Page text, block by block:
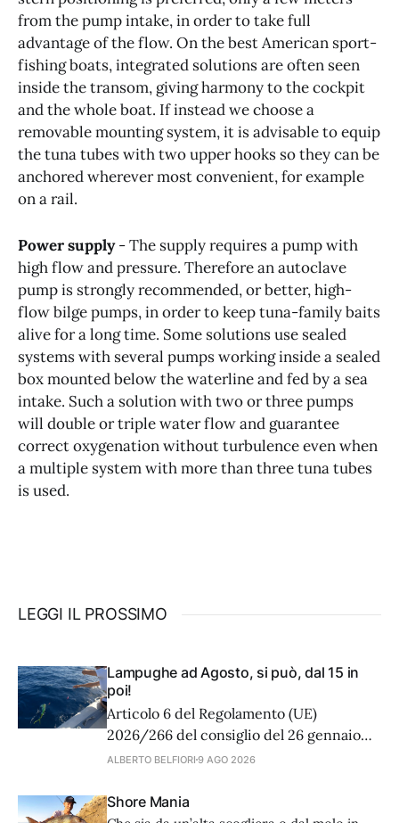
from the pump intake, in order to take full
advantage of the flow. On the best American sport-
fishing boats, integrated solutions are often seen
inside the transom, giving harmony to the cockpit
and the whole boat. If instead we choose a
removable mounting system, it is advisable to equip
the tuna tubes with two upper hooks so they can be
anchored wherever most convenient, for example
on a rail.
Power supply- The supply requires a pump with
high flow and pressure. Therefore an autoclave
pump is strongly recommended, or better, high-
flow bilge pumps, in order to keep tuna-family baits
alive for a long time. Some solutions use sealed
systems with several pumps working inside a sealed
box mounted below the waterline and fed by a sea
intake. Such a solution with two or three pumps
will double or triple water flow and guarantee
correct oxygenation without turbulence even when
a multiple system with more than three tuna tubes
is used.
LEGGI IL PROSSIMO
Lampughe ad Agosto, si può, dal 15 in
poi!
Articolo 6 del Regolamento (UE)
2026/266 del consiglio del 26 gennaio
2026, che stabilisce, per il 2026, le
Mediterraneo e nel Mar Nero per alcuni
ALBERTO BELFIORI 9 AGO 2026
Shore Mania